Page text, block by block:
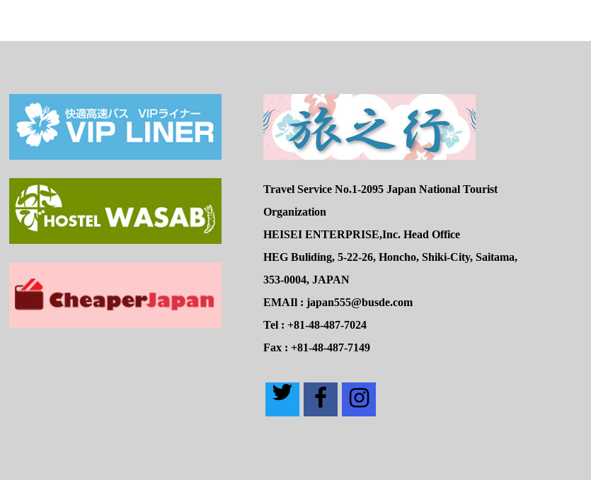
Travel Service No.1-2095 Japan National Tourist
Organization
HEISEI ENTERPRISE,Inc. Head Office
HEG Buliding, 5-22-26, Honcho, Shiki-City, Saitama,
353-0004, JAPAN
EMAIl : japan555@busde.com
Tel : +81-48-487-7024
Fax : +81-48-487-7149